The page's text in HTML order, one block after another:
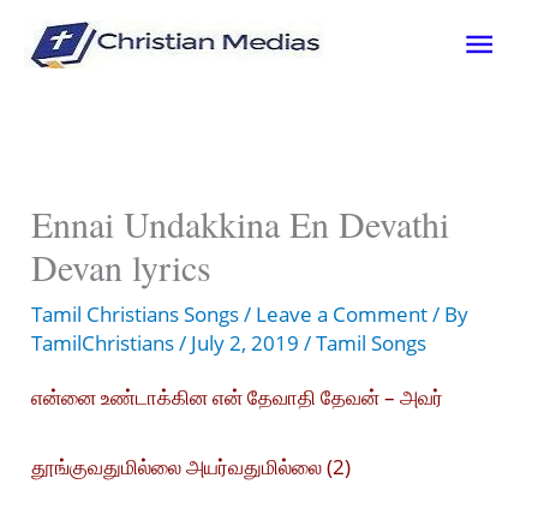
Ennai Undakkina En Devathi
Devan lyrics
Tamil Christians Songs/ Leave a Comment/ By
TamilChristians/ July 2, 2019/Tamil Songs
என்னை உண்டாக்கின என் தேவாதி தேவன் – அவர்
தூங்குவதுமில்லை அயர்வதுமில்லை (2)